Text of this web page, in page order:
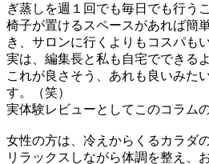
ぎ蒸しを週１回でも毎日でも行う
椅子が置けるスペースがあれば簡
き、サロンに行くよりもコスパも
実は、編集長と私も自宅でできる
これが良さそう、あれも良いみた
す。（笑）
実体験レビューとしてこのコラム
女性の方は、冷えからくるカラダ
リラックスしながら体調を整え、